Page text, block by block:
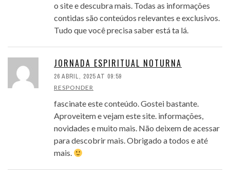
o site e descubra mais. Todas as informações
contidas são conteúdos relevantes e exclusivos.
Tudo que você precisa saber está ta lá.
JORNADA ESPIRITUAL NOTURNA
26 ABRIL, 2025 AT 09:59
RESPONDER
fascinate este conteúdo. Gostei bastante.
Aproveitem e vejam este site. informações,
novidades e muito mais. Não deixem de acessar
para descobrir mais. Obrigado a todos e até
mais.